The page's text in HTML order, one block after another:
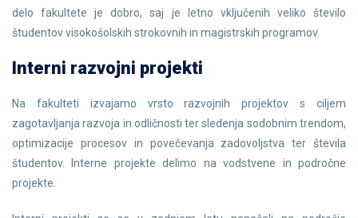
delo fakultete je dobro, saj je letno vključenih veliko število
študentov visokošolskih strokovnih in magistrskih programov.
Interni razvojni projekti
Na fakulteti izvajamo vrsto razvojnih projektov s ciljem
zagotavljanja razvoja in odličnosti ter sledenja sodobnim trendom,
optimizacije procesov in povečevanja zadovoljstva ter števila
študentov. Interne projekte delimo na vodstvene in področne
projekte.